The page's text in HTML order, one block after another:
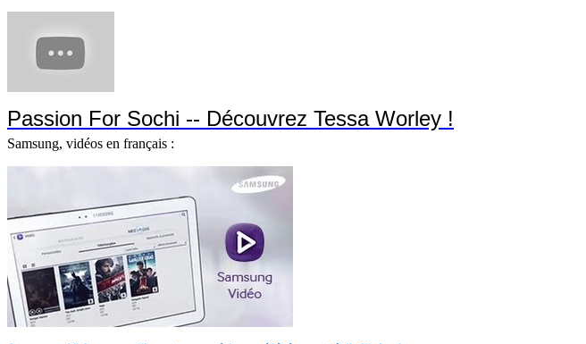
Passion For Sochi -- Découvrez Tessa Worley !
Samsung, vidéos en français :